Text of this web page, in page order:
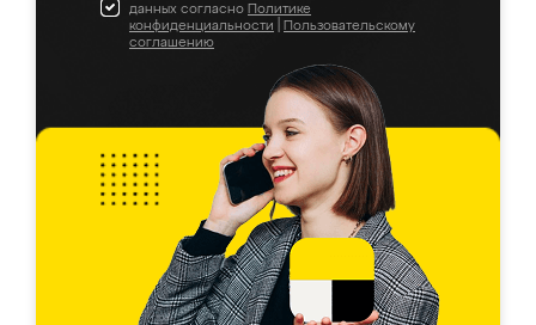
данных согласно Политике
конфиденциальности
Пользовательскому
соглашению